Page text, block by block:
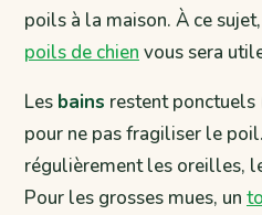
poils à la maison. À ce
poils de chien vous sera
Les bains restent ponctuels
pour ne pas fragiliser le
régulièrement les oreilles,
Pour les grosses mues, un